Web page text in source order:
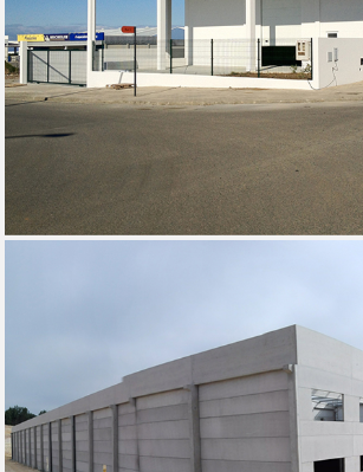
COSMANLUX - SINTRA, 2016